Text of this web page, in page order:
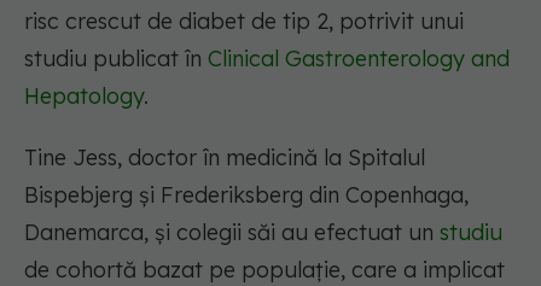
risc crescut de diabet de tip 2, potrivit unui
studiu publicat în Clinical Gastroenterology and
Hepatology.
Tine Jess, doctor în medicină la Spitalul
Bispebjerg și Frederiksberg din Copenhaga,
Danemarca, și colegii săi au efectuat un studiu
de cohortă bazat pe populație, care a implicat